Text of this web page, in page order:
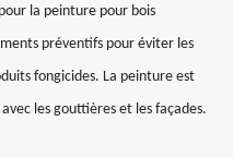
la peinture pour bois
préventifs pour éviter les
fongicides. La peinture est
les gouttières et les façades.